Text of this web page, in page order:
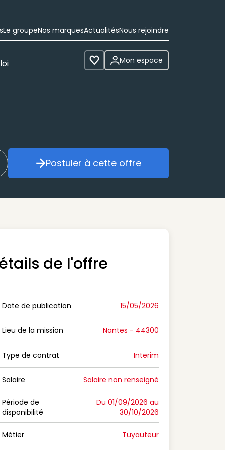
Le groupeNos marquesActualitésNous rejoindre
Voir les favoris
Mon espace
mon alerte Postuler à cette offre
Postuler à cette offre
de l'offre
Date de publication
Date de publication 15/05/2026
Lieu de la mission
Lieu de la mission Nantes - 44300
Type de contrat
Type de contrat Interim
Salaire
Salaire Salaire non renseigné
Période de disponibilité
Période de
disponibilité
Du 01/09/2026 au
30/10/2026
Métier Tuyauteur